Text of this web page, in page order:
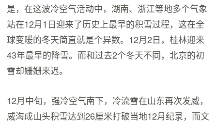
是，在这波冷空气活动中，湖南、浙江等地多个气象
站在12月1日迎来了历史上最早的积雪过程，这在全
球变暖的冬天简直就是个异数。12月2日，桂林迎来
43年最早的降雪。而和过去2个冬天不同，北京的初
雪却姗姗来迟。
12月中旬，强冷空气南下，冷流雪在山东再次发威，
威海成山头积雪达到26厘米打破当地12月纪录，而文